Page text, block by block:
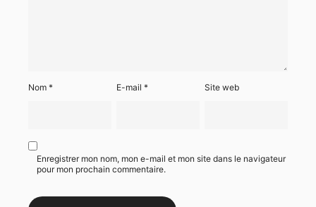
Nom * E-mail* Site web
Enregistrer mon nom, mon e-mail et mon site dans le navigateur
pour mon prochain commentaire.